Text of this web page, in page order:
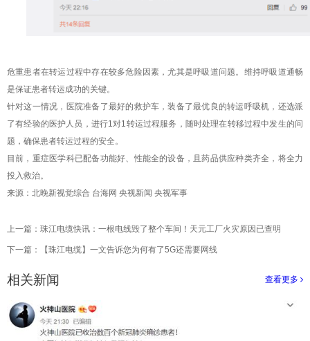
危重患者在转运过程中存在较多危险因素，尤其是呼吸道问题。维持呼吸道通畅
是保证患者转运成功的关键。
针对这一情况，医院准备了最好的救护车，装备了最优良的转运呼吸机，还选派
了有经验的医护人员，进行1 对1 转运过程服务，随时处理在转移过程中发生的问
题，确保患者转运过程的安全。
目前，重症医学科已配备功能好、性能全的设备，且药品供应种类齐全，将全力
投入救治。
来源：北晚新视觉综合 台海网 央视新闻 央视军事
上一篇： 珠江电缆快讯：一根电线毁了整个车间！天元工厂火灾原因已查明
下一篇： 【珠江电缆】一文告诉您为何有了5G还需要网线
相关新闻 查看更多
>